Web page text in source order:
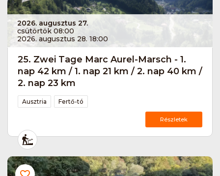
2026. augusztus 27.
csütörtök 08:00
2026. augusztus 28. 18:00
25. Zwei Tage Marc Aurel-Marsch - 1.
nap 42 km / 1. nap 21 km / 2. nap 40 km /
2. nap 23 km
Ausztria Fertő-tó
Részletek